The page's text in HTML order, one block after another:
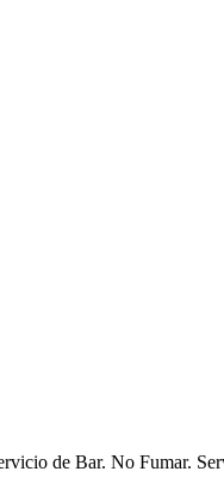
de Bar. No Fumar.